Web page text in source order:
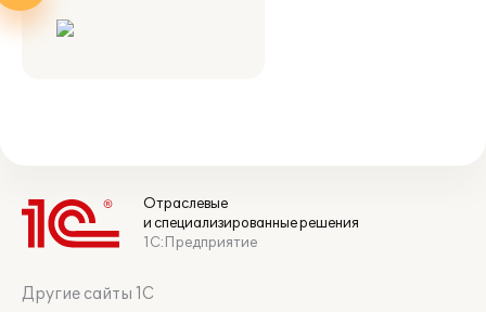
Отраслевые
и специализированные решения
1С:Предприятие
Другие сайты 1С